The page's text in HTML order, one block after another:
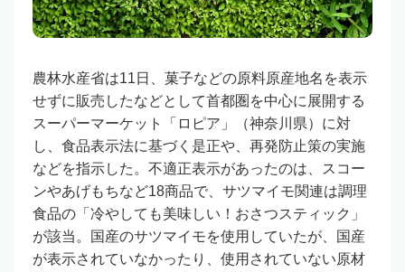
農林水産省は11日、菓子などの原料原産地名を表示
せずに販売したなどとして首都圏を中心に展開する
スーパーマーケット「ロピア」（神奈川県）に対
し、食品表示法に基づく是正や、再発防止策の実施
などを指示した。不適正表示があったのは、スコー
ンやあげもちなど18商品で、サツマイモ関連は調理
食品の「冷やしても美味しい！おさつスティック」
が該当。国産のサツマイモを使用していたが、国産
が表示されていなかったり、使用されていない原材